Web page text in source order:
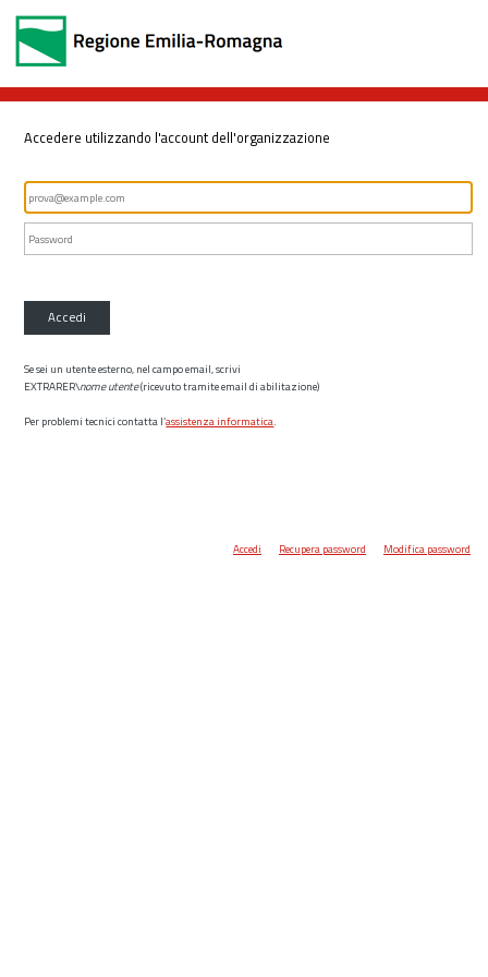
Accedere utilizzando l'account dell'organizzazione
Accedi
Se sei un utente esterno, nel campo email, scrivi
EXTRARER\nome utente(ricevuto tramite email di abilitazione)
Per problemi tecnici contatta l’assistenza informatica.
Accedi Recupera password Modifica password